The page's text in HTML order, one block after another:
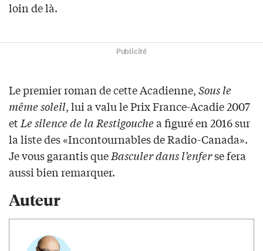
loin de là.
Publicité
Le premier roman de cette Acadienne,Sous le
même soleil, lui a valu le Prix France-Acadie 2007
etLe silence de la Restigouchea figuré en 2016 sur
la liste des «Incontournables de Radio-Canada».
Je vous garantis queBasculer dans l’enferse fera
aussi bien remarquer.
Auteur